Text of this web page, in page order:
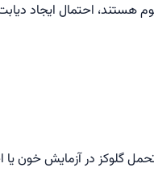
احتمال ایجاد دیابت